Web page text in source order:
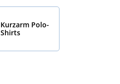
Kurzarm Polo-
Shirts